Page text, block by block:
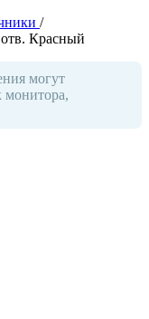
/
Красный
могут
монитора,